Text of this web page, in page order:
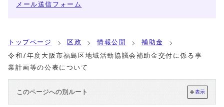
メール送信フォーム
トップページ 区政 情報公開
補助金
令和7年度大阪市福島区地域活動協議会補助金交付に係る事
業計画等の公表について
このページへの別ルート 表示